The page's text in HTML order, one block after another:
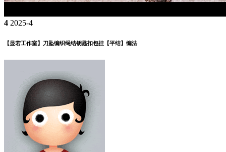
4 2025-4
【显若工作室】刀坠编织绳结钥匙扣包挂【平结】编法